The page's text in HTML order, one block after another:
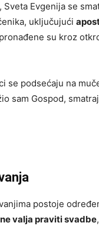
Evgenija se
uključujući
su kroz
se podsećaju na
sam Gospod,
postoje
ne valja praviti svadbe,